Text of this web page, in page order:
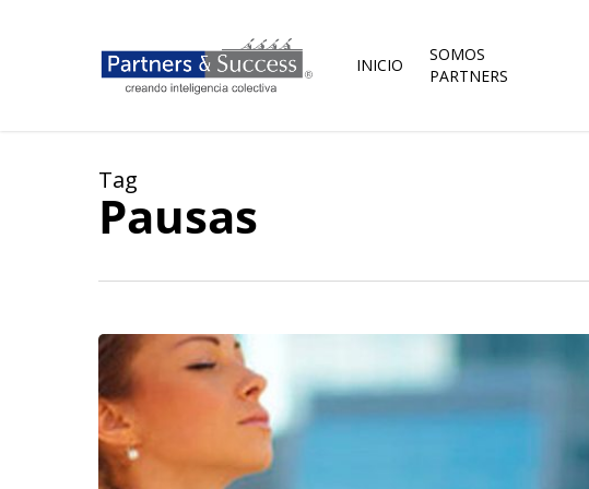
INICIO
SOMOS
PARTNERS
Tag
Pausas
Una
pausa
deliberada